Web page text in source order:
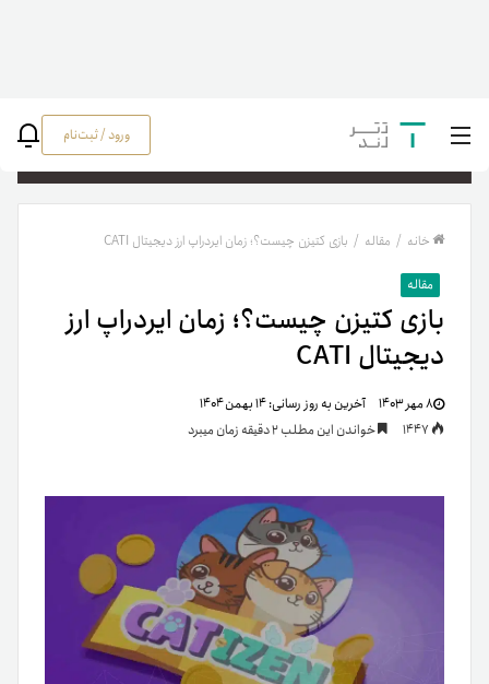
ورود / ثبت‌نام
خانه / مقاله / بازی کتیزن چیست؟؛ زمان ایردراپ ارز دیجیتال CATI
مقاله
بازی کتیزن چیست؟؛ زمان ایردراپ ارز
دیجیتال CATI
۸ مهر ۱۴۰۳ آخرین به روز رسانی:۱۴ بهمن ۱۴۰۴
خواندن این مطلب 2 دقیقه زمان میبرد